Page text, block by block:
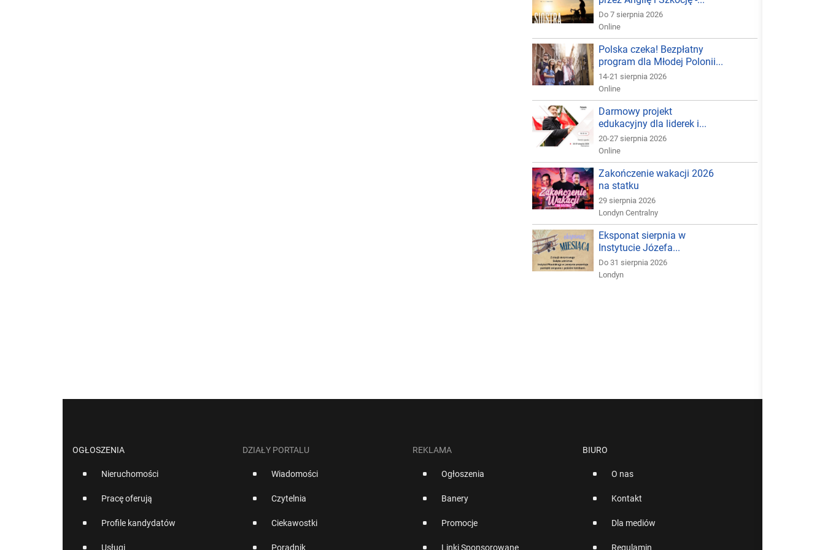
Do 7 sierpnia 2026
Online
Polska czeka! Bezpłatny
program dla Młodej Polonii...
14-21 sierpnia 2026
Online
Darmowy projekt
edukacyjny dla liderek i...
20-27 sierpnia 2026
Online
Zakończenie wakacji 2026
na statku
29 sierpnia 2026
Londyn Centralny
Eksponat sierpnia w
Instytucie Józefa...
Do 31 sierpnia 2026
Londyn
OGŁOSZENIA
Nieruchomości
Pracę oferują
Profile kandydatów
Usługi
DZIAŁY PORTALU
Wiadomości
Czytelnia
Ciekawostki
Poradnik
REKLAMA
Ogłoszenia
Banery
Promocje
Linki Sponsorowane
BIURO
O nas
Kontakt
Dla mediów
Regulamin